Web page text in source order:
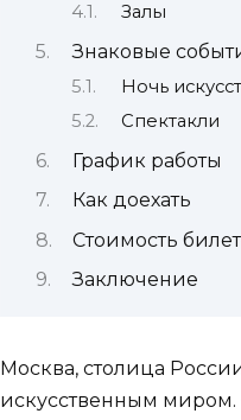
Залы
Знаковые
Ночь
Спектакли
График работы
Как доехать
Стоимость
Заключение
Москва, столица
искусственным миром.